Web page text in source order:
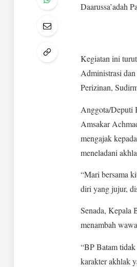
Daarussa’adah
Kegiatan ini
Administrasi
Perizinan,
Anggota/Deputi
Amsakar
mengajak
meneladani
“Mari bersama
diri yang jujur,
Senada, Kepala
menambah
“BP Batam
karakter akhlak